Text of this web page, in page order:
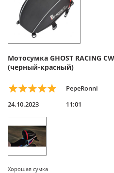
Мотосумка GHOST RACING
(черный-красный)
PepeRonni
24.10.2023
11:01
Хорошая сумка